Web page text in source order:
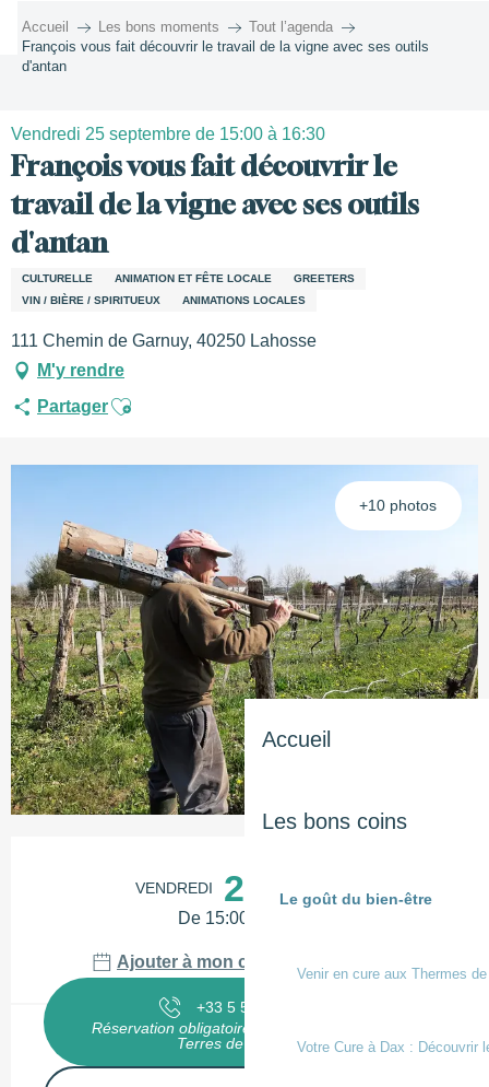
contenu
Accueil
Les bons coins
Le goût du bien-être
Venir en cure aux Thermes
Votre Cure à Dax : Découvrir
Accueil Les bons moments
Tout l’agenda
François vous fait découvrir le travail de la vigne avec ses outils
d'antan
Vendredi 25 septembre de 15:00 à 16:30
François vous fait découvrir le
travail de la vigne avec ses outils
d'antan
CULTURELLE ANIMATION ET FÊTE LOCALE
GREETERS
VIN / BIÈRE / SPIRITUEUX
ANIMATIONS LOCALES
111 Chemin de Garnuy, 40250 Lahosse
M'y rendre
PartagerAjouter aux favoris
+10 photos
VENDREDI 25 SEPTEMBRE
De 15:00 à 16:30
Ajouter à mon calendrier Google
+33 5 58 98 58
Réservation obligatoire à l'office de tourisme
Terres de Chalosse